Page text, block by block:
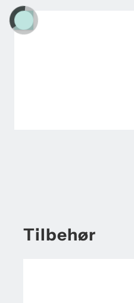
Tilbehør